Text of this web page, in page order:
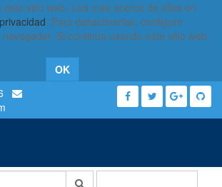
este sitio web. Lea más acerca de ellas en
. Para desactivarlas, configure
Si continúa usando este sitio web,
OK